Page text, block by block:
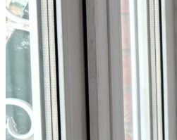
0пунктов /